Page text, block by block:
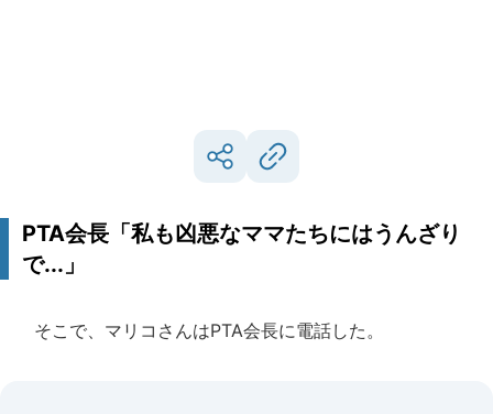
PTA会長「私も凶悪なママたちにはうんざり
で...」
そこで、マリコさんはPTA会長に電話した。